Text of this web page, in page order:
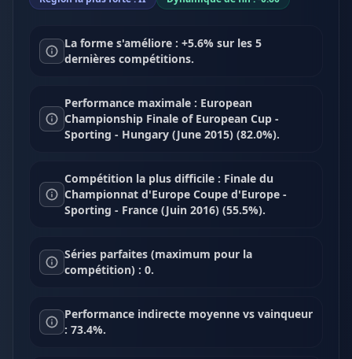
La forme s'améliore : +5.6% sur les 5
dernières compétitions.
Performance maximale : European
Championship Finale of European Cup -
Sporting - Hungary (June 2015) (82.0%).
Compétition la plus difficile : Finale du
Championnat d'Europe Coupe d'Europe -
Sporting - France (Juin 2016) (55.5%).
Séries parfaites (maximum pour la
compétition) : 0.
Performance indirecte moyenne vs vainqueur
: 73.4%.